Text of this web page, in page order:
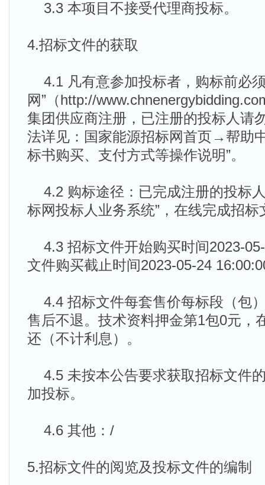
3.3 本项目不接受代理商投标。
4.招标文件的获取
4.1 凡有意参加投标者，购标前必
网”（http://
集团供应商注册，已注册的投标人请
法详见：国家能源招标网首页→帮助
标书购买、支付方式等操作说明”。
4.2 购标途径：已完成注册的投标
标网投标人业务系统”，在线完成招标
4.3 招标文件开始购买时间2023-
文件购买截止时间2023-05-24
4.4 招标文件每套售价每标段（包
售后不退。技术资料押金第1包0元，
还（不计利息）。
4.5 未按本公告要求获取招标文件
加投标。
4.6 其他：/
5.招标文件的阅览及投标文件的编制